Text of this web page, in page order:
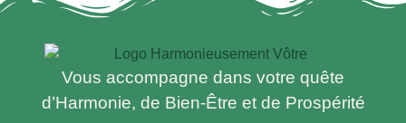
Vous accompagne dans votre quête
d’Harmonie, de Bien-Être et de Prospérité